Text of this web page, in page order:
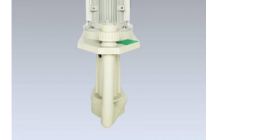
Bơm ly tâm đứng bằng thép không gỉ
Bơm ly tâm hóa chất
Bơm hóa chất lót Fluorine
Bộ lọc chất lỏng hóa học